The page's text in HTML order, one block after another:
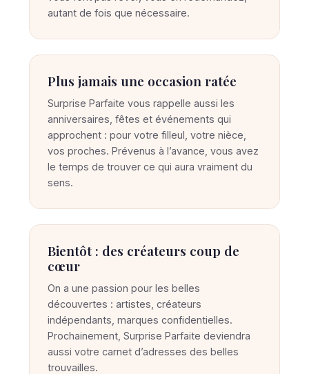
autant de fois que nécessaire.
Plus jamais une occasion ratée
Surprise Parfaite vous rappelle aussi les
anniversaires, fêtes et événements qui
approchent : pour votre filleul, votre nièce,
vos proches. Prévenus à l’avance, vous avez
le temps de trouver ce qui aura vraiment du
sens.
Bientôt : des créateurs coup de
cœur
On a une passion pour les belles
découvertes : artistes, créateurs
indépendants, marques confidentielles.
Prochainement, Surprise Parfaite deviendra
aussi votre carnet d’adresses des belles
trouvailles.